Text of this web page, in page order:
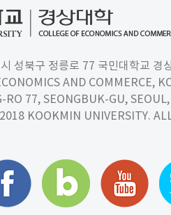
성북구 정릉로 77 국민대학교
AND COMMERCE,
RO 77, SEONGBUK-GU,
KOOKMIN UNIVERSITY.